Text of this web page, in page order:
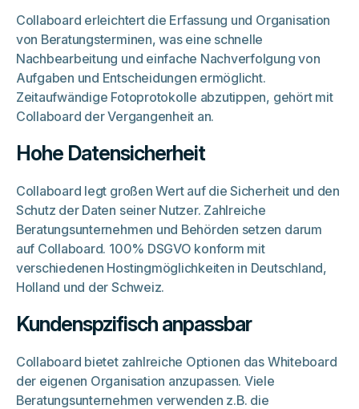
Collaboard erleichtert die Erfassung und Organisation
von Beratungsterminen, was eine schnelle
Nachbearbeitung und einfache Nachverfolgung von
Aufgaben und Entscheidungen ermöglicht.
Zeitaufwändige Fotoprotokolle abzutippen, gehört mit
Collaboard der Vergangenheit an.
Hohe Datensicherheit
Collaboard legt großen Wert auf die Sicherheit und den
Schutz der Daten seiner Nutzer. Zahlreiche
Beratungsunternehmen und Behörden setzen darum
auf Collaboard. 100% DSGVO konform mit
verschiedenen Hostingmöglichkeiten in Deutschland,
Holland und der Schweiz.
Kundenspzifisch anpassbar
Collaboard bietet zahlreiche Optionen das Whiteboard
der eigenen Organisation anzupassen. Viele
Beratungsunternehmen verwenden z.B. die